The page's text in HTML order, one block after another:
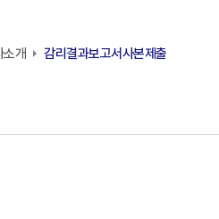
사 요리교실’
개 감리결과보고서사본제출